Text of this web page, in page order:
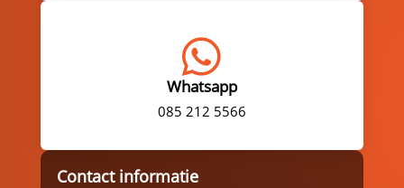

Whatsapp
085 212 5566
Contact informatie